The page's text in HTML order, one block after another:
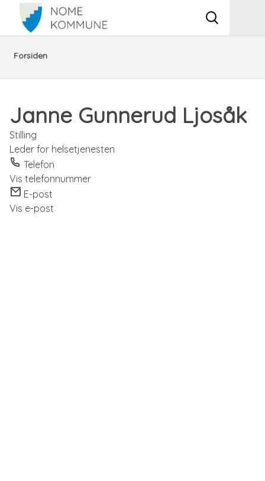
Vis
Du
her:
Forsiden
Ljosåk
Janne Gunnerud Ljosåk
Stilling
Leder for helsetjenesten
Telefon
Vis telefonnummer
E-post
Vis e-post